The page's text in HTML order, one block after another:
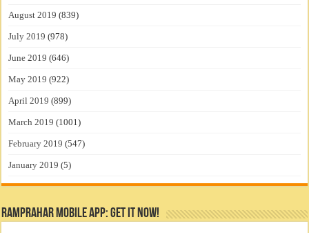
August 2019 (839)
July 2019 (978)
June 2019 (646)
May 2019 (922)
April 2019 (899)
March 2019 (1001)
February 2019 (547)
January 2019 (5)
RamPrahar Mobile App: Get it Now!